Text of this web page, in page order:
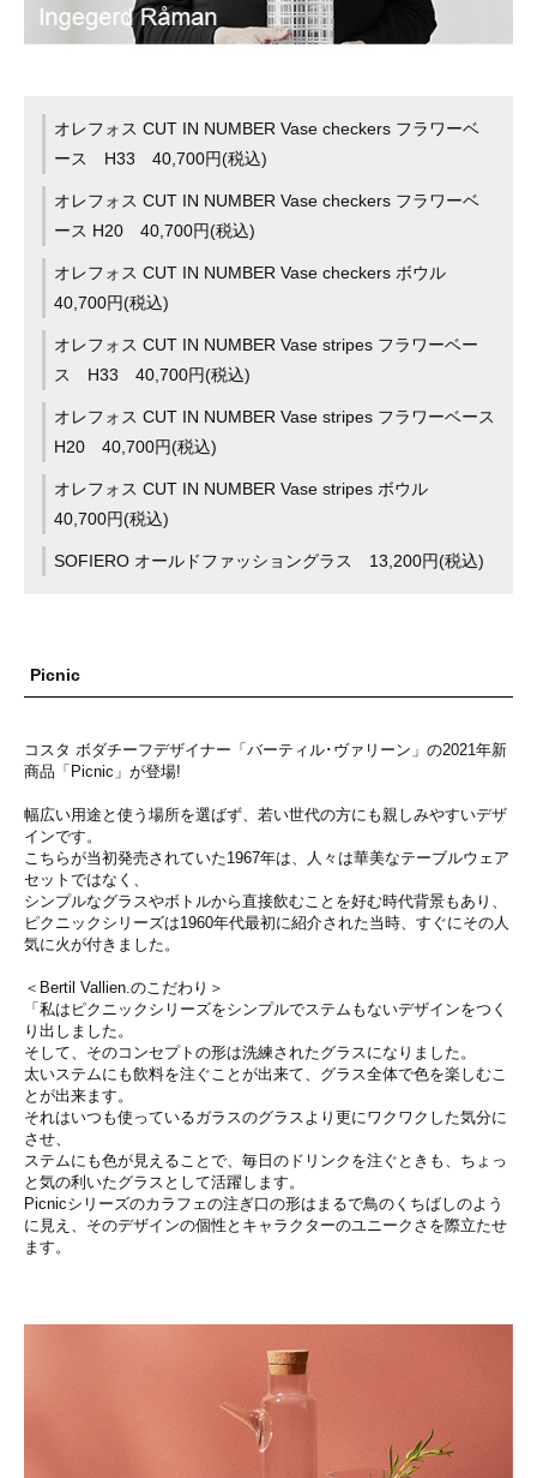
オレフォス CUT IN NUMBER Vase checkers フラワーベ
ース H33 40,700円(税込)
オレフォス CUT IN NUMBER Vase checkers フラワーベ
ース H20 40,700円(税込)
オレフォス CUT IN NUMBER Vase checkers ボウル
40,700円(税込)
オレフォス CUT IN NUMBER Vase stripes フラワーベー
ス H33 40,700円(税込)
オレフォス CUT IN NUMBER Vase stripes フラワーベース
H20 40,700円(税込)
オレフォス CUT IN NUMBER Vase stripes ボウル
40,700円(税込)
SOFIERO オールドファッショングラス 13,200円(税込)
Picnic
コスタ ボダチーフデザイナー「バーティル･ヴァリーン」の2021年新
商品「Picnic」が登場!
幅広い用途と使う場所を選ばず、若い世代の方にも親しみやすいデザ
インです。
こちらが当初発売されていた1967年は、人々は華美なテーブルウェア
セットではなく、
シンプルなグラスやボトルから直接飲むことを好む時代背景もあり、
ピクニックシリーズは1960年代最初に紹介された当時、すぐにその人
気に火が付きました。
＜Bertil Vallien.のこだわり＞
「私はピクニックシリーズをシンプルでステムもないデザインをつく
り出しました。
そして、そのコンセプトの形は洗練されたグラスになりました。
太いステムにも飲料を注ぐことが出来て、グラス全体で色を楽しむこ
とが出来ます。
それはいつも使っているガラスのグラスより更にワクワクした気分に
させ、
ステムにも色が見えることで、毎日のドリンクを注ぐときも、ちょっ
と気の利いたグラスとして活躍します。
Picnicシリーズのカラフェの注ぎ口の形はまるで鳥のくちばしのよう
に見え、そのデザインの個性とキャラクターのユニークさを際立たせ
ます。